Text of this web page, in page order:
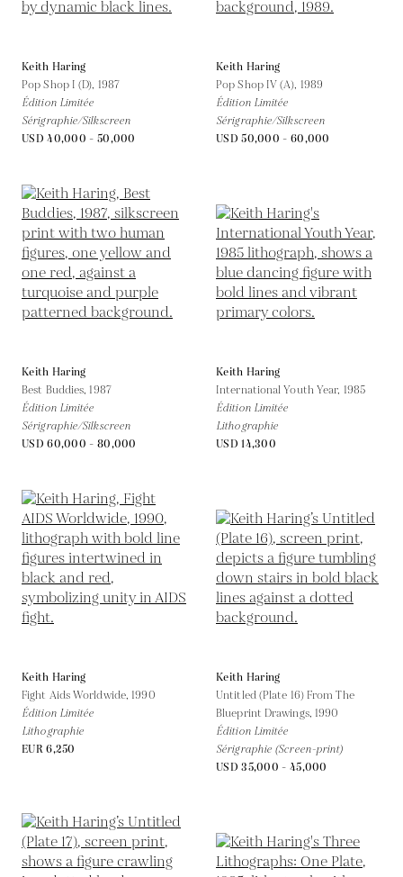
Keith Haring
Pop Shop I (D), 1987
Édition Limitée
Sérigraphie/Silkscreen
USD 40,000 - 50,000
Keith Haring
Pop Shop IV (A), 1989
Édition Limitée
Sérigraphie/Silkscreen
USD 50,000 - 60,000
Keith Haring
Best Buddies,1987
Édition Limitée
Sérigraphie/Silkscreen
USD 60,000 - 80,000
Keith Haring
International Youth Year, 1985
Édition Limitée
Lithographie
USD 14,300
Keith Haring
Fight Aids Worldwide,1990
Édition Limitée
Lithographie
EUR 6,250
Keith Haring
Untitled (Plate 16) From The
Blueprint Drawings, 1990
Édition Limitée
Sérigraphie (Screen-print)
USD 35,000 - 45,000